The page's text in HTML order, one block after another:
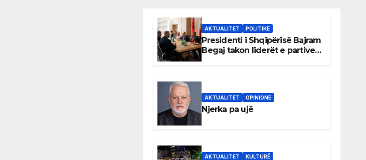
AKTUALITET POLITIKË
Presidenti i Shqipërisë Bajram
Begaj takon liderët e partive
AKTUALITET OPINIONE
Njerka pa ujë
AKTUALITET KULTURË